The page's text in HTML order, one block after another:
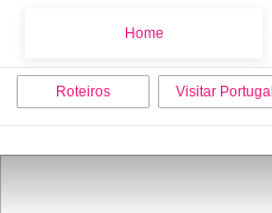
Home
Roteiros Visitar Portugal